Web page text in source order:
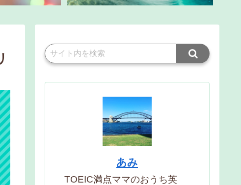
あみ
TOEIC満点ママのおうち英